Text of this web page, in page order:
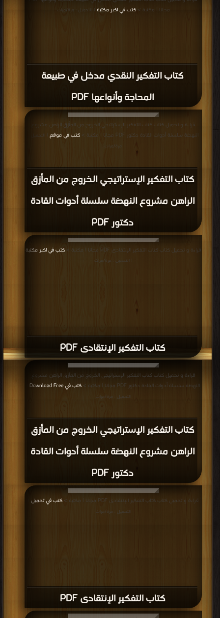
كتاب التفكير النقدي مدخل في طبيعة
المحاجة وأنواعها PDF
مجانا | مكتبة >كتب في اكبر مكتبة | التحميل : مرة/مرات
كتاب التفكير الإستراتيجي الخروج من المأزق
الراهن مشروع النهضة سلسلة أدوات القادة
دكتور PDF
قراءة و تحميل كتاب كتاب التفكير الإستراتيجي الخروج من المأزق الراهن مشروع
النهضة سلسلة أدوات القادة دكتور PDF مجانا | مكتبة >
كتب في موقع
| التحميل :
مرة/مرات
كتاب التفكير الإنتقادى PDF
قراءة و تحميل كتاب كتاب التفكير الإنتقادى PDF مجانا | مكتبة > كتب في اكبر مكتبة
| التحميل : مرة/مرات
كتاب التفكير الإستراتيجي الخروج من المأزق
الراهن مشروع النهضة سلسلة أدوات القادة
دكتور PDF
قراءة و تحميل كتاب كتاب التفكير الإستراتيجي الخروج من المأزق الراهن مشروع
النهضة سلسلة أدوات القادة دكتور PDF مجانا | مكتبة >
كتب في Download Free
التحميل : مرة/مرات
كتاب التفكير الإنتقادى PDF
قراءة و تحميل كتاب كتاب التفكير الإنتقادى PDF مجانا | مكتبة > كتب في تحميل
التحميل : مرة/مرات